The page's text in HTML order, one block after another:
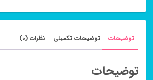
توضیحات توضیحات تکمیلی نظرات (0)
توضیحات